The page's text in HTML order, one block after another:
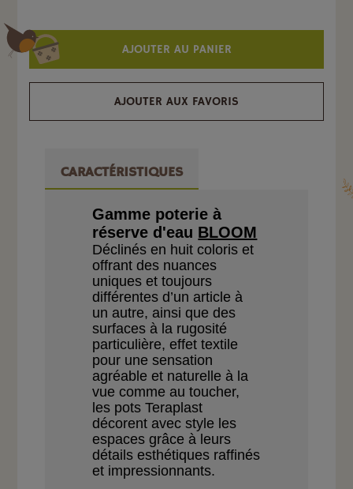
AJOUTER AU PANIER
AJOUTER AUX FAVORIS
CARACTÉRISTIQUES
Gamme poterie à
réserve d'eau BLOOM
Déclinés en huit coloriset
offrant des nuances
uniques et toujours
différentes d’un article à
un autre, ainsi que des
surfaces à la rugosité
particulière, effet textile
pour une sensation
agréable et naturelle à la
vue comme au toucher,
les pots Teraplast
décorent avec style les
espaces grâce à leurs
détails esthétiques raffinés
et impressionnants.